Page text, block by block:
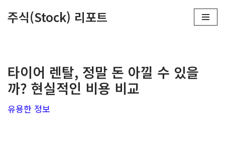
로
건
너
주식(Stock) 리포트
타이어 렌탈, 정말 돈 아낄 수 있을
까? 현실적인 비용 비교
유용한 정보